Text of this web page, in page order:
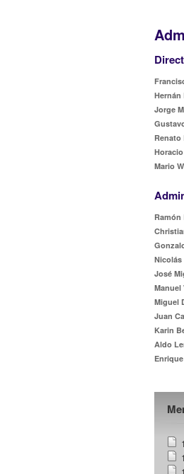
Hernán
Jorge
Renato
Mario
Ramón
Nicolás
José
Manuel
Miguel
Juan
Karin
Aldo